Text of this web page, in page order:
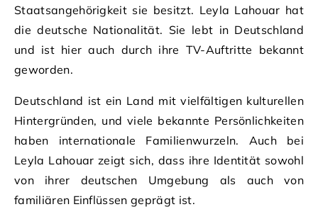
Staatsangehörigkeit sie besitzt. Leyla Lahouar hat
die deutsche Nationalität. Sie lebt in Deutschland
und ist hier auch durch ihre TV-Auftritte bekannt
geworden.
Deutschland ist ein Land mit vielfältigen kulturellen
Hintergründen, und viele bekannte Persönlichkeiten
haben internationale Familienwurzeln. Auch bei
Leyla Lahouar zeigt sich, dass ihre Identität sowohl
von ihrer deutschen Umgebung als auch von
familiären Einflüssen geprägt ist.